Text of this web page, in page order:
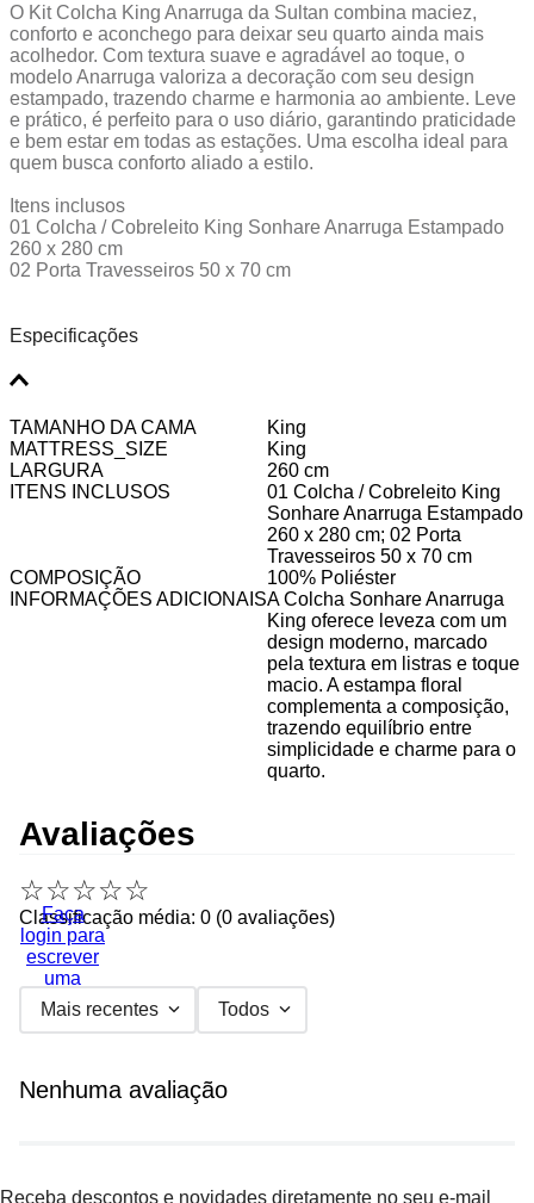
O Kit Colcha King Anarruga da Sultan combina maciez,
conforto e aconchego para deixar seu quarto ainda mais
acolhedor. Com textura suave e agradável ao toque, o
modelo Anarruga valoriza a decoração com seu design
estampado, trazendo charme e harmonia ao ambiente. Leve
e prático, é perfeito para o uso diário, garantindo praticidade
e bem estar em todas as estações. Uma escolha ideal para
quem busca conforto aliado a estilo.
Itens inclusos
01 Colcha / Cobreleito King Sonhare Anarruga Estampado
260 x 280 cm
02 Porta Travesseiros 50 x 70 cm
Especificações
TAMANHO DA CAMA
King
MATTRESS_SIZE
King
LARGURA
260 cm
ITENS INCLUSOS
01 Colcha / Cobreleito King
Sonhare Anarruga Estampado
260 x 280 cm; 02 Porta
Travesseiros 50 x 70 cm
COMPOSIÇÃO
100% Poliéster
INFORMAÇÕES ADICIONAISA Colcha Sonhare Anarruga
King oferece leveza com um
design moderno, marcado
pela textura em listras e toque
macio. A estampa floral
complementa a composição,
trazendo equilíbrio entre
simplicidade e charme para o
quarto.
Avaliações
☆☆☆☆☆
Classificação média: 0 (0 avaliações)
Faça
login para
escrever
uma
avaliação.
Mais recentes Todos
Nenhuma avaliação
Receba descontos e novidades diretamente no seu e-mail